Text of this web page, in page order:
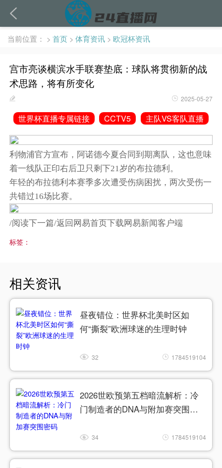
当前位置： > 首页 > 体育资讯 > 欧冠杯资讯
宫市亮谈横滨水手联赛垫底：球队将贯彻新的战
术思路，将有所变化
2025-05-27
世界杯直播专属链接 CCTV5 主队VS客队直播
利物浦官方宣布，阿诺德今夏合同到期离队，这也意味
着一线队正印右后卫只剩下21岁的布拉德利。
年轻的布拉德利本赛季多次遭受伤病困扰，两次受伤一
共错过16场比赛。
/阅读下一篇/返回网易首页下载网易新闻客户端
标签：
相关资讯
昼夜错位：世界杯北美时区如
何“撕裂”欧洲球迷的生理时钟
32 1784519104
2026世欧预第五档暗流解析：冷
门制造者的DNA与附加赛突围密
34 1784519104